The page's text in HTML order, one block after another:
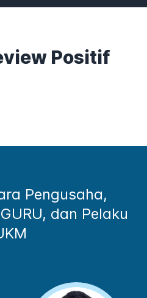
Positif
Pengusaha,
dan Pelaku